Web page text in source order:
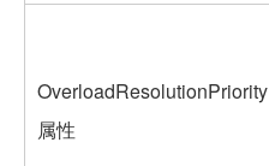
OverloadResolutionPriority
属性